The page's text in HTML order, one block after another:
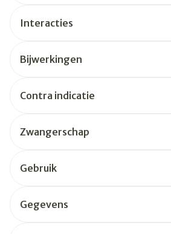
Interacties
Bijwerkingen
Contra indicatie
Zwangerschap
Gebruik
Gegevens